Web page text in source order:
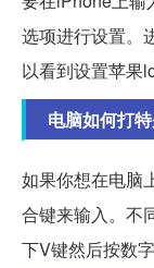
选项进行设置。
以看到设置苹果
电脑如何打
如果你想在电脑
合键来输入。不
下V键然后按数